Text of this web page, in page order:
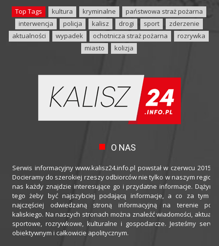
Top Tags kultura kryminalne
państwowa straż pożarna
interwencja
policja kalisz drogi sport
zderzenie
aktualności
wypadek ochotnicza straż pożarna
rozrywka
miasto
kolizja
O NAS
Serwis informacyjny www.kalisz24.info.pl powstał w czerwcu 2015
Docieramy do szerokiej rzeszy odbiorców nie tylko w naszym
nas każdy znajdzie interesujące go i przydatne informacje.
tego żeby być najszybciej podającą informacje, a co za tym
najczęściej odwiedzaną stroną informacyjną na terenie
kaliskiego. Na naszych stronach można znaleźć wiadomości,
sportowe, rozrywkowe, kulturalne i gospodarcze. Jesteśmy
obiektywnym i całkowicie apolitycznym.